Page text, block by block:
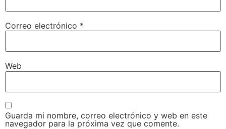
Correo electrónico *
Web
Guarda mi nombre, correo electrónico y web en este
navegador para la próxima vez que comente.